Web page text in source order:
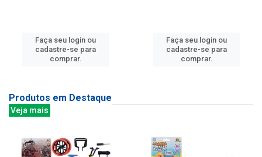
Faça seu login ou
cadastre-se para
comprar.
Faça seu login ou
cadastre-se para
comprar.
Produtos em Destaque
Veja mais